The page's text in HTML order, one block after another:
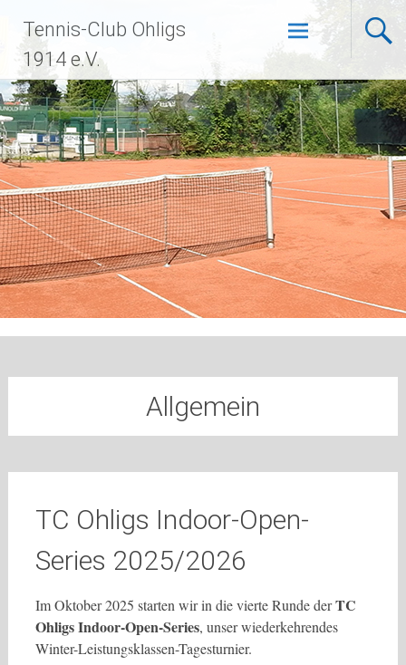
Inhalt
springen
Tennis-Club Ohligs
1914 e.V.
Allgemein
TC Ohligs Indoor-Open-
Series 2025/2026
Im Oktober 2025 starten wir in die vierte Runde derTC
Ohligs Indoor-Open-Series, unser wiederkehrendes
Winter-Leistungsklassen-Tagesturnier.